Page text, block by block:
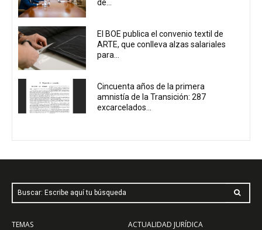
de...
El BOE publica el convenio textil de
ARTE, que conlleva alzas salariales
para...
Cincuenta años de la primera
amnistía de la Transición: 287
excarcelados...
Buscar: Escribe aquí tu búsqueda
TEMAS
ACTUALIDAD JURÍDICA